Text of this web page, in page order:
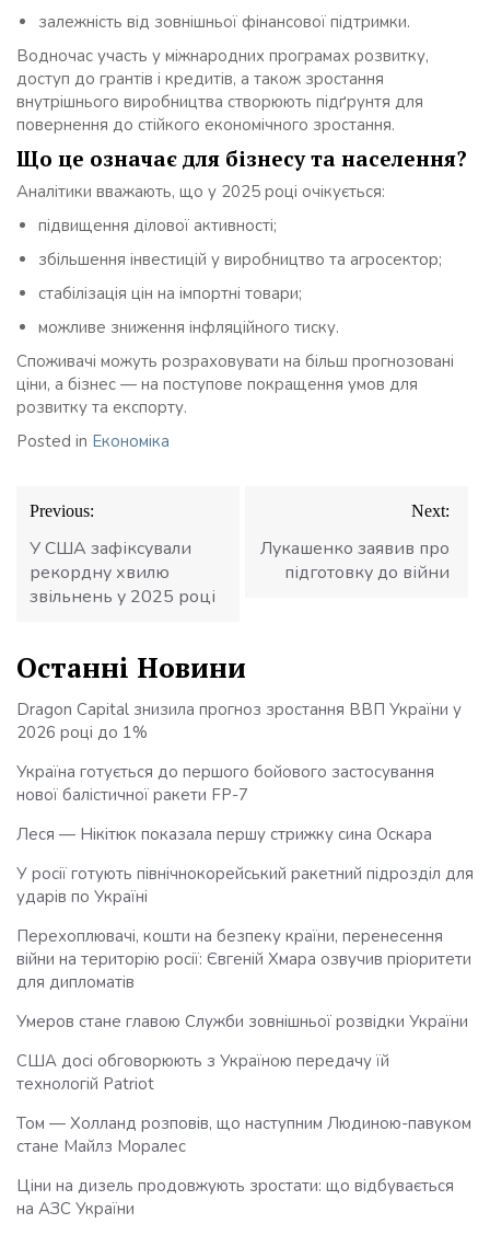
залежність від зовнішньої фінансової підтримки.
Водночас участь у міжнародних програмах розвитку,
доступ до грантів і кредитів, а також зростання
внутрішнього виробництва створюють підґрунтя для
повернення до стійкого економічного зростання.
Що це означає для бізнесу та населення?
Аналітики вважають, що у 2025 році очікується:
підвищення ділової активності;
збільшення інвестицій у виробництво та агросектор;
стабілізація цін на імпортні товари;
можливе зниження інфляційного тиску.
Споживачі можуть розраховувати на більш прогнозовані
ціни, а бізнес — на поступове покращення умов для
розвитку та експорту.
Posted in Економіка
Навігація
записів
Previous:
У США зафіксували
рекордну хвилю
звільнень у 2025 році
Next:
Лукашенко заявив про
підготовку до війни
Останні Новини
Dragon Capital знизила прогноз зростання ВВП України у
2026 році до 1%
Україна готується до першого бойового застосування
нової балістичної ракети FP-7
Леся — Нікітюк показала першу стрижку сина Оскара
У росії готують північнокорейський ракетний підрозділ для
ударів по Україні
Перехоплювачі, кошти на безпеку країни, перенесення
війни на територію росії: Євгеній Хмара озвучив пріоритети
для дипломатів
Умеров стане главою Служби зовнішньої розвідки України
США досі обговорюють з Україною передачу їй
технологій Patriot
Том — Холланд розповів, що наступним Людиною-павуком
стане Майлз Моралес
Ціни на дизель продовжують зростати: що відбувається
на АЗС України